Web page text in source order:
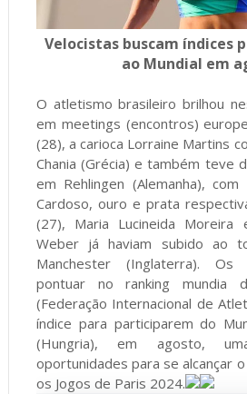
Velocistas buscam índices
ao Mundial em
O atletismo brasileiro brilhou
em meetings (encontros)
(28), a carioca Lorraine Martins
Chania (Grécia) e também teve
em Rehlingen (Alemanha),
Cardoso, ouro e prata
(27), Maria Lucineida Moreira
Weber já haviam subido ao
Manchester (Inglaterra). Os
pontuar no ranking mundia
(Federação Internacional de
índice para participarem do
(Hungria), em agosto,
oportunidades para se alcançar
os Jogos de Paris 2024.